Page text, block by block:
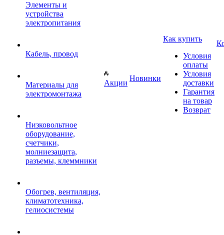
Элементы и
устройства
электропитания
Кабель, провод
Материалы для
электромонтажа
Низковольтное
оборудование,
счетчики,
молниезащита,
разъемы, клеммники
Обогрев, вентиляция,
климатотехника,
гелиосистемы
Акции
Новинки
Как купить
Условия
оплаты
Условия
доставки
Гарантия
на товар
Возврат